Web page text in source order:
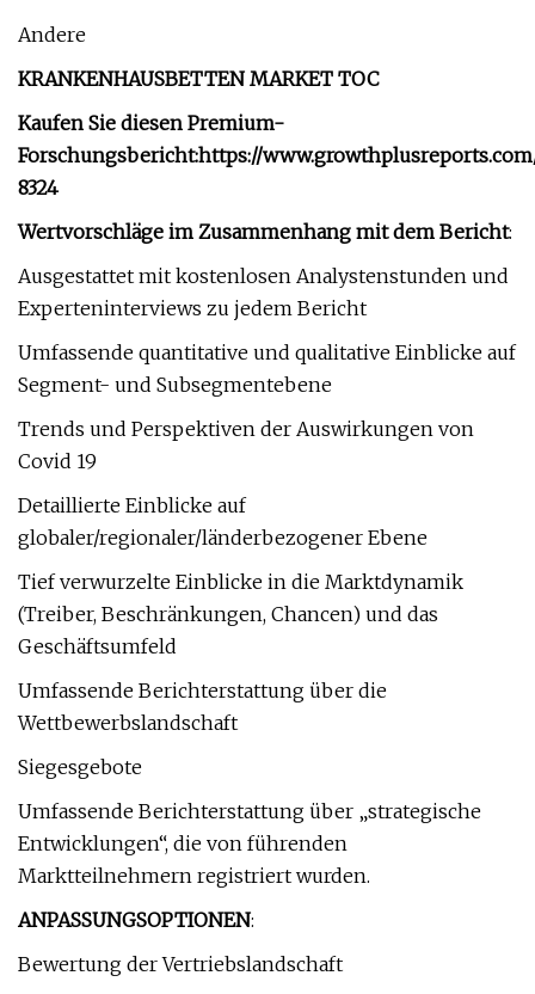
Andere
KRANKENHAUSBETTEN MARKET TOC
Kaufen Sie diesen Premium-
Forschungsbericht:https://
8324
Wertvorschläge im Zusammenhang mit dem Bericht:
Ausgestattet mit kostenlosen Analystenstunden und
Experteninterviews zu jedem Bericht
Umfassende quantitative und qualitative Einblicke auf
Segment- und Subsegmentebene
Trends und Perspektiven der Auswirkungen von
Covid 19
Detaillierte Einblicke auf
globaler/regionaler/länderbezogener Ebene
Tief verwurzelte Einblicke in die Marktdynamik
(Treiber, Beschränkungen, Chancen) und das
Geschäftsumfeld
Umfassende Berichterstattung über die
Wettbewerbslandschaft
Siegesgebote
Umfassende Berichterstattung über „strategische
Entwicklungen“, die von führenden
Marktteilnehmern registriert wurden.
ANPASSUNGSOPTIONEN:
Bewertung der Vertriebslandschaft